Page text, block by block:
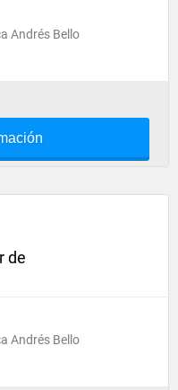
Andrés Bello
de
Andrés Bello